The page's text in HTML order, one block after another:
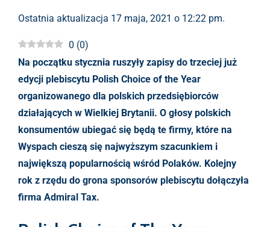
Ostatnia aktualizacja 17 maja, 2021 o 12:22 pm.
0 (0)
Na początku stycznia ruszyły zapisy do trzeciej już
edycji plebiscytu Polish Choice of the Year
organizowanego dla polskich przedsiębiorców
działających w Wielkiej Brytanii. O głosy polskich
konsumentów ubiegać się będą te firmy, które na
Wyspach cieszą się najwyższym szacunkiem i
największą popularnością wśród Polaków. Kolejny
rok z rzędu do grona sponsorów plebiscytu dołączyła
firma Admiral Tax.